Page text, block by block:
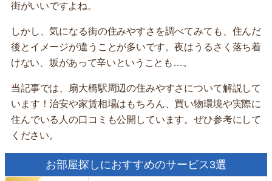
街がいいですよね。
しかし、気になる街の住みやすさを調べてみても、住んだ
後とイメージが違うことが多いです。夜はうるさく落ち着
けない、坂があって辛いということも…。
当記事では、扇大橋駅周辺の住みやすさについて解説して
います！治安や家賃相場はもちろん、買い物環境や実際に
住んでいる人の口コミも公開しています。ぜひ参考にして
ください。
お部屋探しにおすすめのサービス3選